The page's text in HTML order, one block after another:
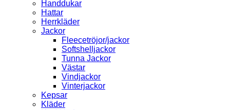
Handdukar
Hattar
Herrkläder
Jackor
Fleecetröjor/jackor
Softshelljackor
Tunna Jackor
Västar
Vindjackor
Vinterjackor
Kepsar
Kläder